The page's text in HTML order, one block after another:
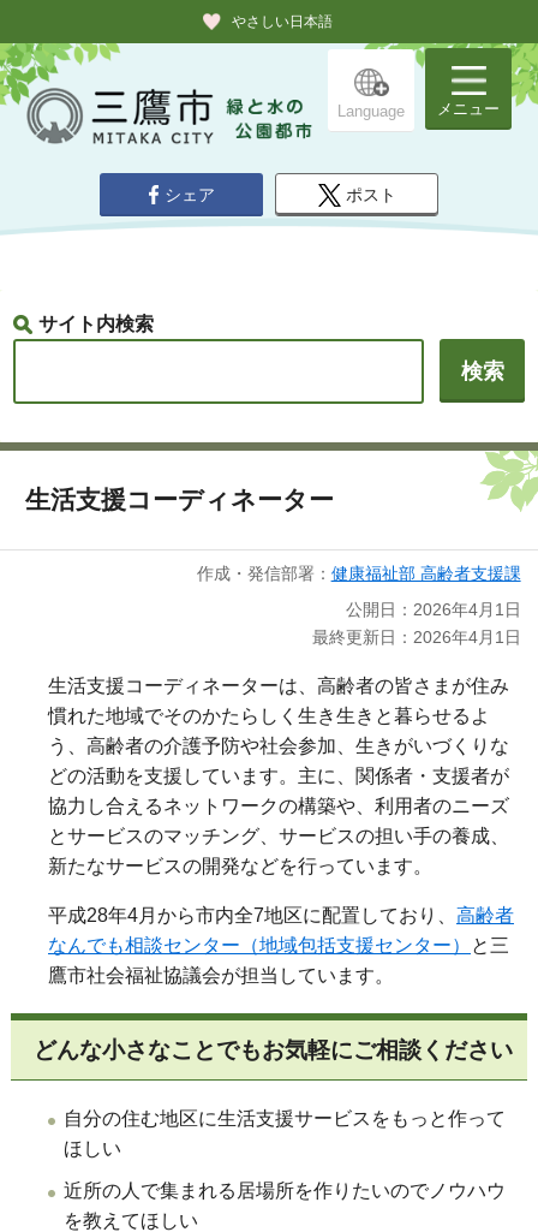
やさしい日本語
Language メニュー
シェア ポスト
サイト内検索
生活支援コーディネーター
作成・発信部署： 健康福祉部 高齢者支援課
公開日：2026年4月1日
最終更新日：2026年4月1日
生活支援コーディネーターは、高齢者の皆さまが住み
慣れた地域でそのかたらしく生き生きと暮らせるよ
う、高齢者の介護予防や社会参加、生きがいづくりな
どの活動を支援しています。主に、関係者・支援者が
協力し合えるネットワークの構築や、利用者のニーズ
とサービスのマッチング、サービスの担い手の養成、
新たなサービスの開発などを行っています。
平成28年4月から市内全7地区に配置しており、 高齢者
なんでも相談センター（地域包括支援センター）
と三
鷹市社会福祉協議会が担当しています。
どんな小さなことでもお気軽にご相談ください
自分の住む地区に生活支援サービスをもっと作って
ほしい
近所の人で集まれる居場所を作りたいのでノウハウ
を教えてほしい